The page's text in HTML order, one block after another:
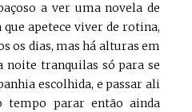
a ver uma novela de
que apetece viver de rotina,
os dias, mas há alturas em
noite tranquilas só para se
escolhida, e passar ali
parar então ainda